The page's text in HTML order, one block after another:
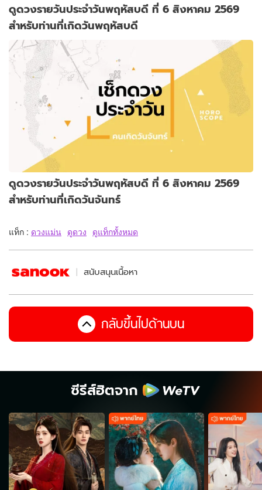
ดูดวงรายวันประจำวันพฤหัสบดี ที่ 6 สิงหาคม 2569
สำหรับท่านที่เกิดวันพฤหัสบดี
ดูดวงรายวันประจำวันพฤหัสบดี ที่ 6 สิงหาคม 2569
สำหรับท่านที่เกิดวันจันทร์
แท็ก : ดวงแม่น ดูดวง ดูแท็กทั้งหมด
สนับสนุนเนื้อหา
กลับขึ้นไปด้านบน
ซีรีส์ฮิตจาก